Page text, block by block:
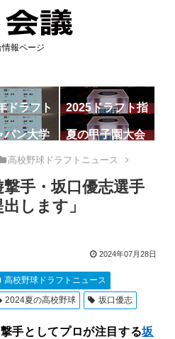
報ページ
ドラフト
2025ドラフト指
名一覧
パン大学
夏の甲子園大会
高校野球ドラフトニュース
手・坂口優志選手
します」
2024年07月28日
高校野球ドラフトニュース
2024夏の高校野球 坂口優志
手としてプロが注目する坂